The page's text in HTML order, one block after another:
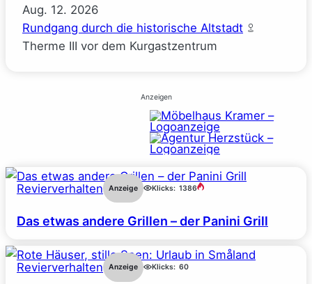
Aug. 12. 2026
Rundgang durch die historische Altstadt
Therme III vor dem Kurgastzentrum
Anzeigen
Revierverhalten Anzeige Klicks: 1386
Das etwas andere Grillen – der Panini Grill
Revierverhalten Anzeige Klicks: 60